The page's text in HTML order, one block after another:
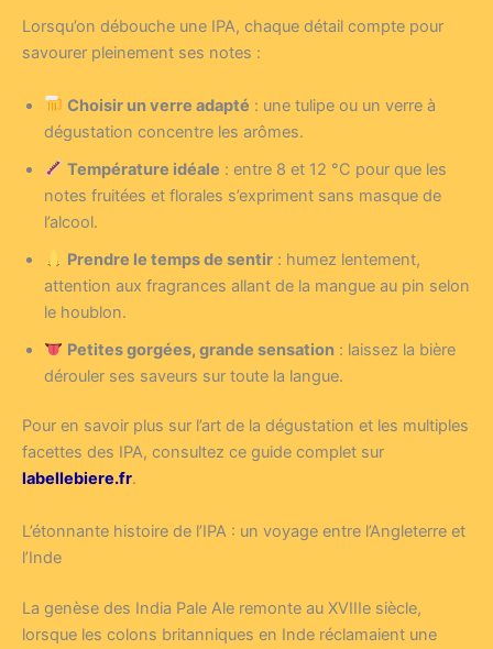
Lorsqu’on débouche une IPA, chaque détail compte pour
savourer pleinement ses notes :
Choisir un verre adapté : une tulipe ou un verre à
dégustation concentre les arômes.
Température idéale : entre 8 et 12 °C pour que les
notes fruitées et florales s’expriment sans masque de
l’alcool.
Prendre le temps de sentir: humez lentement,
attention aux fragrances allant de la mangue au pin selon
le houblon.
Petites gorgées, grande sensation: laissez la bière
dérouler ses saveurs sur toute la langue.
Pour en savoir plus sur l’art de la dégustation et les multiples
facettes des IPA, consultez ce guide complet sur
labellebiere.fr.
L’étonnante histoire de l’IPA : un voyage entre l’Angleterre et
l’Inde
La genèse des India Pale Ale remonte au XVIIIe siècle,
lorsque les colons britanniques en Inde réclamaient une